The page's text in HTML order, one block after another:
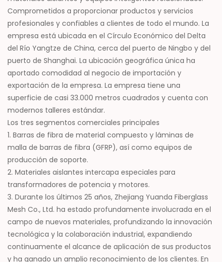
Comprometidos a proporcionar productos y servicios
profesionales y confiables a clientes de todo el mundo. La
empresa está ubicada en el Círculo Económico del Delta
del Río Yangtze de China, cerca del puerto de Ningbo y del
puerto de Shanghai. La ubicación geográfica única ha
aportado comodidad al negocio de importación y
exportación de la empresa. La empresa tiene una
superficie de casi 33.000 metros cuadrados y cuenta con
modernos talleres estándar.
Los tres segmentos comerciales principales
1. Barras de fibra de material compuesto y láminas de
malla de barras de fibra (GFRP), así como equipos de
producción de soporte.
2. Materiales aislantes intercapa especiales para
transformadores de potencia y motores.
3. Durante los últimos 25 años, Zhejiang Yuanda Fiberglass
Mesh Co., Ltd. ha estado profundamente involucrada en el
campo de nuevos materiales, profundizando la innovación
tecnológica y la colaboración industrial, expandiendo
continuamente el alcance de aplicación de sus productos
y ha ganado un amplio reconocimiento de los clientes. En